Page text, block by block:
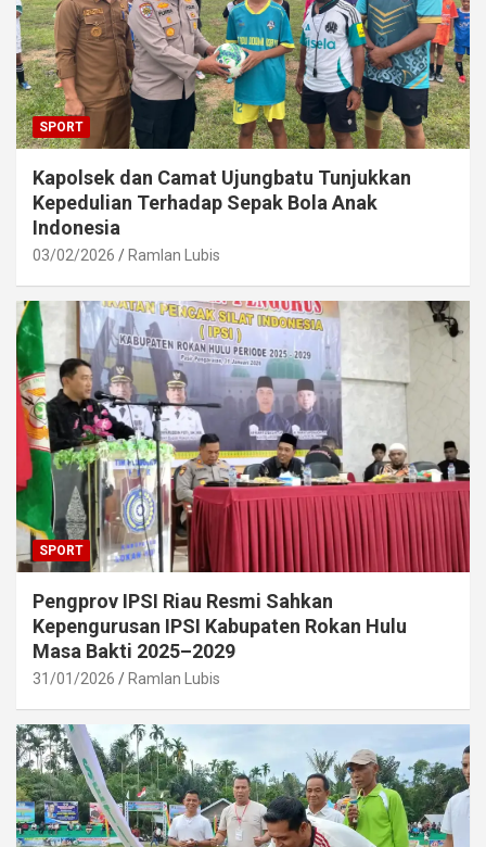
SPORT
Kapolsek dan Camat Ujungbatu Tunjukkan
Kepedulian Terhadap Sepak Bola Anak
Indonesia
03/02/2026 Ramlan Lubis
SPORT
Pengprov IPSI Riau Resmi Sahkan
Kepengurusan IPSI Kabupaten Rokan Hulu
Masa Bakti 2025–2029
31/01/2026 Ramlan Lubis